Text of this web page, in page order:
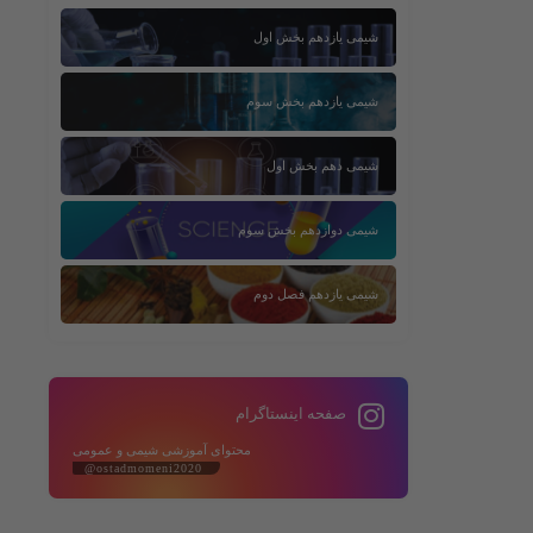
شیمی یازدهم بخش اول
شیمی یازدهم بخش سوم
شیمی دهم بخش اول
شیمی دوازدهم بخش سوم
شیمی یازدهم فصل دوم
صفحه اینستاگرام
محتوای آموزشی شیمی و عمومی
@ostadmomeni2020